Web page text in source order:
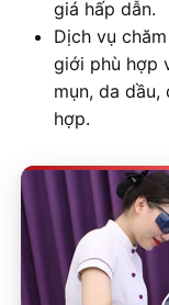
giá hấp dẫn.
Dịch vụ
giới phù hợp
mụn, da
hợp.